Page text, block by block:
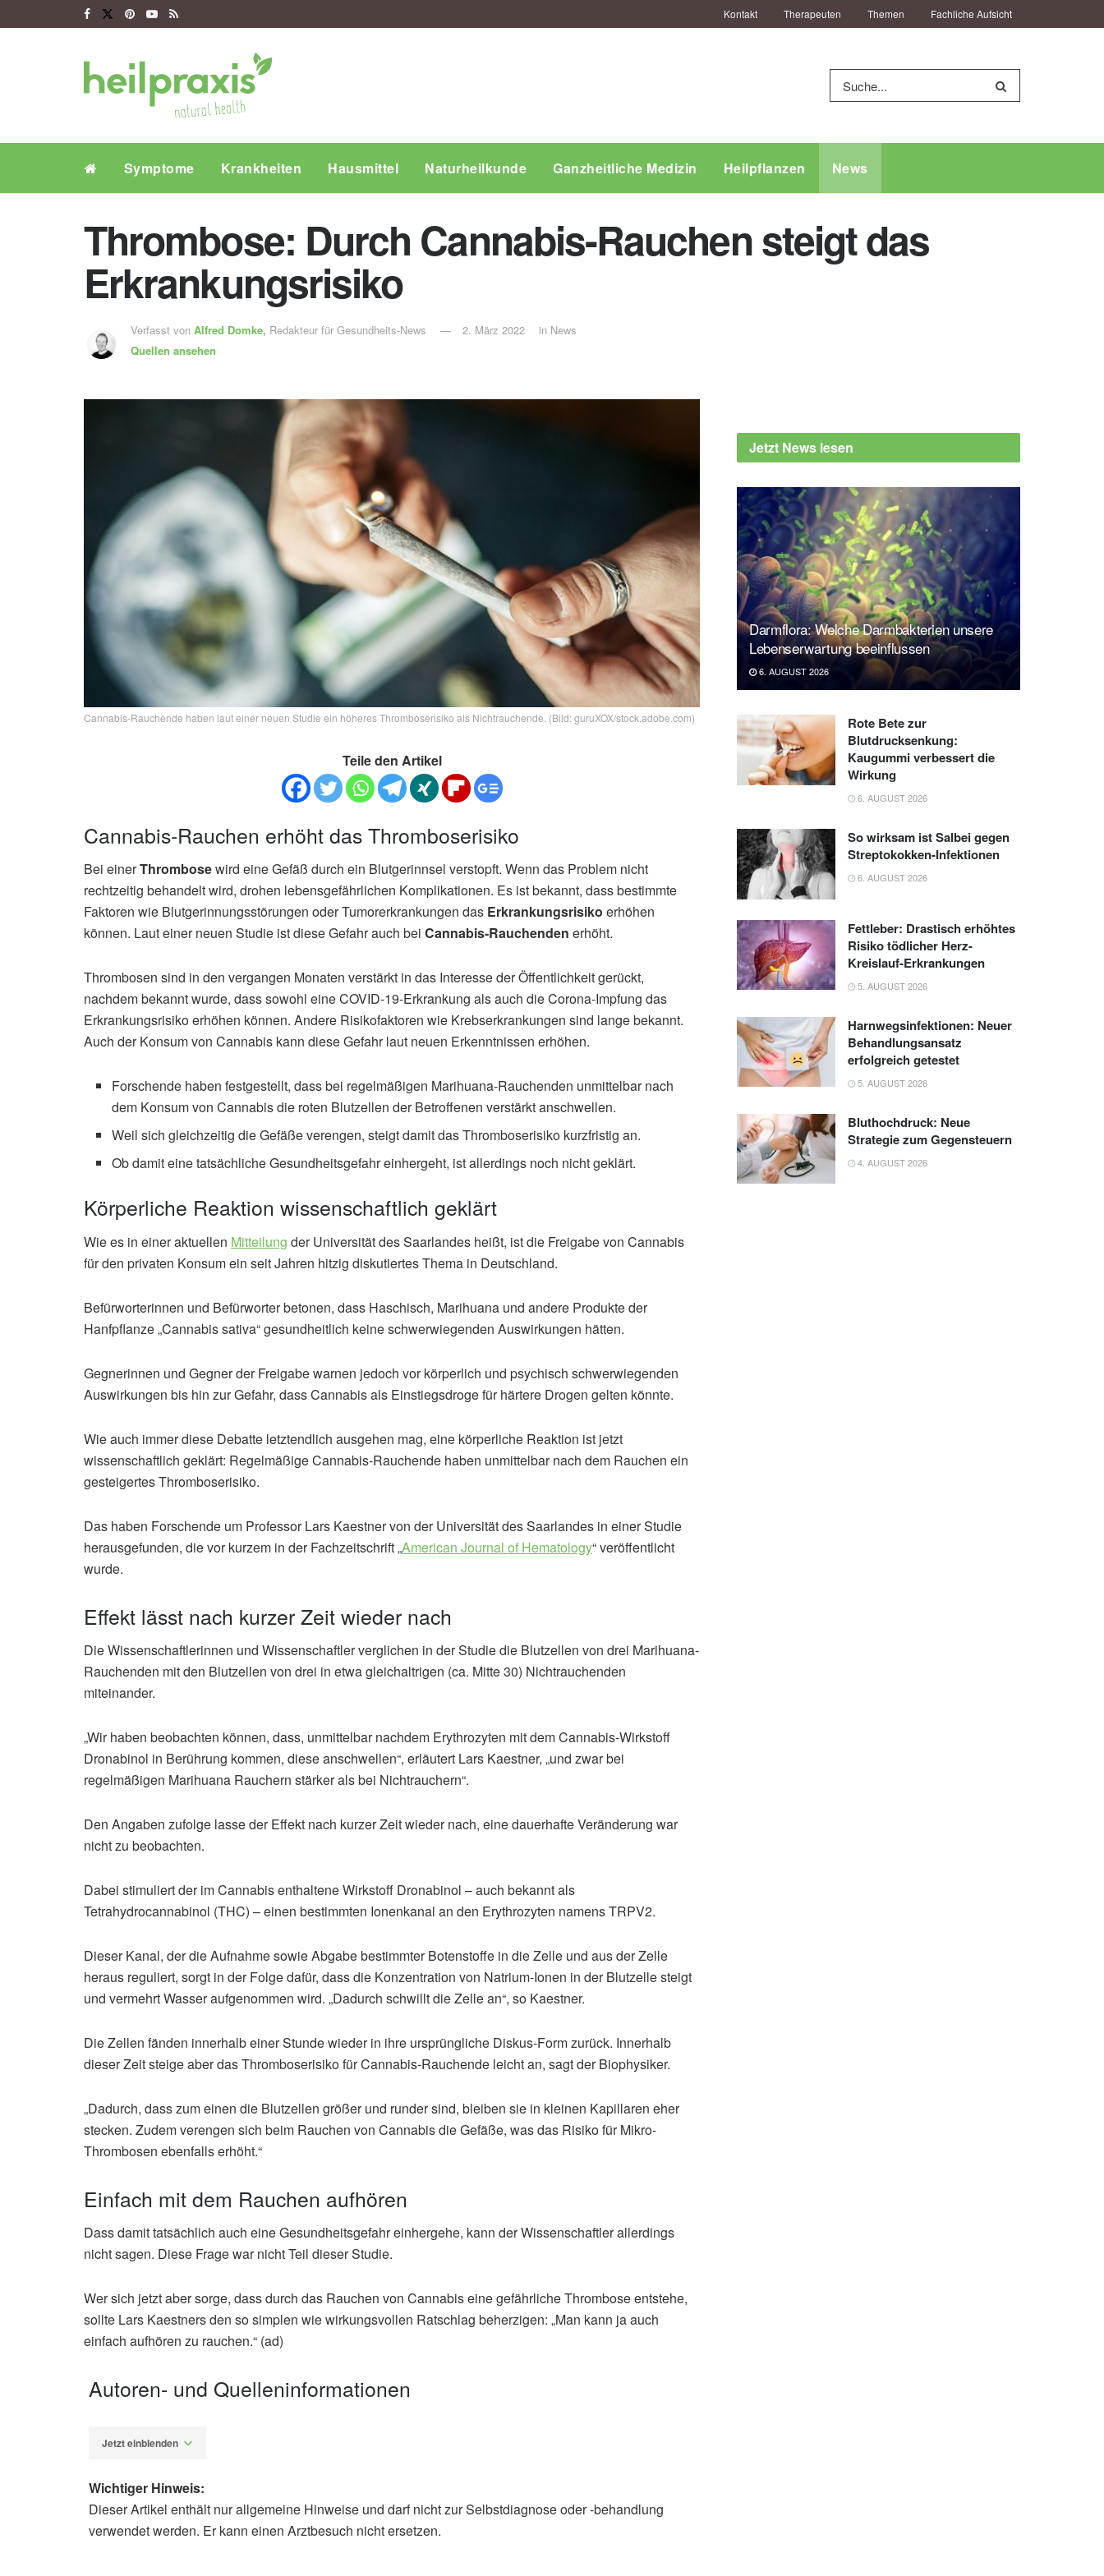
Kontakt Therapeuten Themen Fachliche Aufsicht
Symptome Krankheiten Hausmittel Naturheilkunde Ganzheitliche Medizin Heilpflanzen News
Thrombose: Durch Cannabis-Rauchen steigt das
Erkrankungsrisiko
Verfasst von Alfred Domke, Redakteur für Gesundheits-News
Quellen ansehen
2. März 2022 in News
Cannabis-Rauchende haben laut einer neuen Studie ein höheres Thromboserisiko als Nichtrauchende. (Bild: guruXOX/stock.adobe.com)
Teile den Artikel
Cannabis-Rauchen erhöht das Thromboserisiko
Bei einerThrombosewird eine Gefäß durch ein Blutgerinnsel verstopft. Wenn das Problem nicht
rechtzeitig behandelt wird, drohen lebensgefährlichen Komplikationen. Es ist bekannt, dass bestimmte
Faktoren wie Blutgerinnungsstörungen oder Tumorerkrankungen das Erkrankungsrisiko erhöhen
können. Laut einer neuen Studie ist diese Gefahr auch bei Cannabis-Rauchenden erhöht.
Thrombosen sind in den vergangen Monaten verstärkt in das Interesse der Öffentlichkeit gerückt,
nachdem bekannt wurde, dass sowohl eine COVID-19-Erkrankung als auch die Corona-Impfung das
Erkrankungsrisiko erhöhen können. Andere Risikofaktoren wie Krebserkrankungen sind lange bekannt.
Auch der Konsum von Cannabis kann diese Gefahr laut neuen Erkenntnissen erhöhen.
Forschende haben festgestellt, dass bei regelmäßigen Marihuana-Rauchenden unmittelbar nach
dem Konsum von Cannabis die roten Blutzellen der Betroffenen verstärkt anschwellen.
Weil sich gleichzeitig die Gefäße verengen, steigt damit das Thromboserisiko kurzfristig an.
Ob damit eine tatsächliche Gesundheitsgefahr einhergeht, ist allerdings noch nicht geklärt.
Körperliche Reaktion wissenschaftlich geklärt
Wie es in einer aktuellen Mitteilung der Universität des Saarlandes heißt, ist die Freigabe von Cannabis
für den privaten Konsum ein seit Jahren hitzig diskutiertes Thema in Deutschland.
Befürworterinnen und Befürworter betonen, dass Haschisch, Marihuana und andere Produkte der
Hanfpflanze „Cannabis sativa“ gesundheitlich keine schwerwiegenden Auswirkungen hätten.
Gegnerinnen und Gegner der Freigabe warnen jedoch vor körperlich und psychisch schwerwiegenden
Auswirkungen bis hin zur Gefahr, dass Cannabis als Einstiegsdroge für härtere Drogen gelten könnte.
Wie auch immer diese Debatte letztendlich ausgehen mag, eine körperliche Reaktion ist jetzt
wissenschaftlich geklärt: Regelmäßige Cannabis-Rauchende haben unmittelbar nach dem Rauchen ein
gesteigertes Thromboserisiko.
Das haben Forschende um Professor Lars Kaestner von der Universität des Saarlandes in einer Studie
herausgefunden, die vor kurzem in der Fachzeitschrift „American Journal of Hematology“ veröffentlicht
wurde.
Effekt lässt nach kurzer Zeit wieder nach
Die Wissenschaftlerinnen und Wissenschaftler verglichen in der Studie die Blutzellen von drei Marihuana-
Rauchenden mit den Blutzellen von drei in etwa gleichaltrigen (ca. Mitte 30) Nichtrauchenden
miteinander.
„Wir haben beobachten können, dass, unmittelbar nachdem Erythrozyten mit dem Cannabis-Wirkstoff
Dronabinol in Berührung kommen, diese anschwellen“, erläutert Lars Kaestner, „und zwar bei
regelmäßigen Marihuana Rauchern stärker als bei Nichtrauchern“.
Den Angaben zufolge lasse der Effekt nach kurzer Zeit wieder nach, eine dauerhafte Veränderung war
nicht zu beobachten.
Dabei stimuliert der im Cannabis enthaltene Wirkstoff Dronabinol – auch bekannt als
Tetrahydrocannabinol (THC) – einen bestimmten Ionenkanal an den Erythrozyten namens TRPV2.
Dieser Kanal, der die Aufnahme sowie Abgabe bestimmter Botenstoffe in die Zelle und aus der Zelle
heraus reguliert, sorgt in der Folge dafür, dass die Konzentration von Natrium-Ionen in der Blutzelle steigt
und vermehrt Wasser aufgenommen wird. „Dadurch schwillt die Zelle an“, so Kaestner.
Die Zellen fänden innerhalb einer Stunde wieder in ihre ursprüngliche Diskus-Form zurück. Innerhalb
dieser Zeit steige aber das Thromboserisiko für Cannabis-Rauchende leicht an, sagt der Biophysiker.
„Dadurch, dass zum einen die Blutzellen größer und runder sind, bleiben sie in kleinen Kapillaren eher
stecken. Zudem verengen sich beim Rauchen von Cannabis die Gefäße, was das Risiko für Mikro-
Thrombosen ebenfalls erhöht.“
Einfach mit dem Rauchen aufhören
Dass damit tatsächlich auch eine Gesundheitsgefahr einhergehe, kann der Wissenschaftler allerdings
nicht sagen. Diese Frage war nicht Teil dieser Studie.
Wer sich jetzt aber sorge, dass durch das Rauchen von Cannabis eine gefährliche Thrombose entstehe,
sollte Lars Kaestners den so simplen wie wirkungsvollen Ratschlag beherzigen: „Man kann ja auch
einfach aufhören zu rauchen.“ (ad)
Autoren- und Quelleninformationen
Jetzt einblenden
Alfred Domke
Wichtiger Hinweis:
Dieser Artikel enthält nur allgemeine Hinweise und darf nicht zur Selbstdiagnose oder -behandlung
verwendet werden. Er kann einen Arztbesuch nicht ersetzen.
Jetzt News lesen
Darmflora: Welche Darmbakterien unsere
Lebenserwartung beeinflussen
6. AUGUST 2026
Rote Bete zur
Blutdrucksenkung:
Kaugummi verbessert die
Wirkung
6. AUGUST 2026
So wirksam ist Salbei gegen
Streptokokken-Infektionen
6. AUGUST 2026
Fettleber: Drastisch erhöhtes
Risiko tödlicher Herz-
Kreislauf-Erkrankungen
5. AUGUST 2026
Harnwegsinfektionen: Neuer
Behandlungsansatz
erfolgreich getestet
5. AUGUST 2026
Bluthochdruck: Neue
Strategie zum Gegensteuern
4. AUGUST 2026